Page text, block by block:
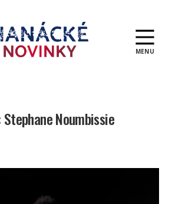
MENU
Stephane Noumbissie